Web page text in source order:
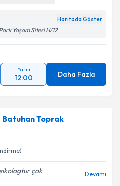
Haritada Göster
Yaşam Sitesi H/12
Yarın
12:00 Daha Fazla
Batuhan Toprak
çok
Devamı